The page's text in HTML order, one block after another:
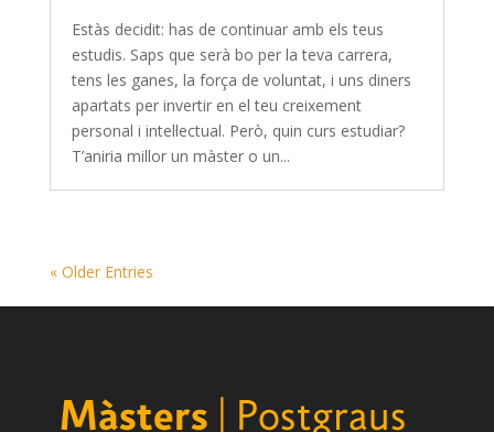
Estàs decidit: has de continuar amb els teus
estudis. Saps que serà bo per la teva carrera,
tens les ganes, la força de voluntat, i uns diners
apartats per invertir en el teu creixement
personal i intel·lectual. Però, quin curs estudiar?
T’aniria millor un màster o un...
« Older Entries